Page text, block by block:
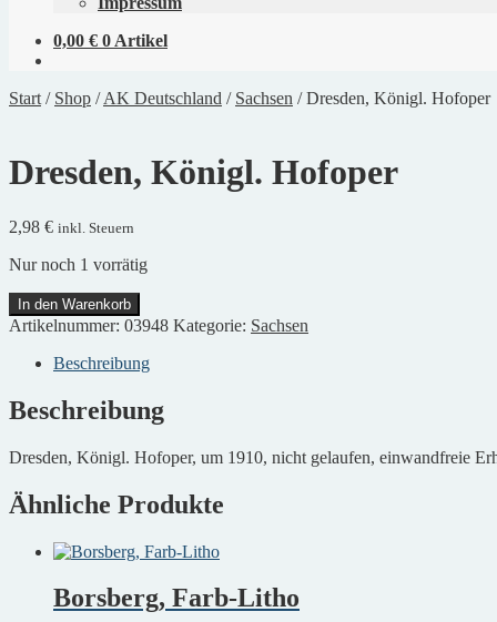
0,00 € 0 Artikel
Start / Shop /AK Deutschland / Sachsen /Dresden, Königl. Hofoper
Dresden, Königl. Hofoper
2,98 € inkl. Steuern
Nur noch 1 vorrätig
Dresden,
Königl.
Menge
In den Warenkorb
Artikelnummer: 03948 Kategorie: Sachsen
Beschreibung
Beschreibung
Dresden, Königl. Hofoper, um 1910, nicht gelaufen, einwandfreie
Ähnliche Produkte
Borsberg, Farb-Litho